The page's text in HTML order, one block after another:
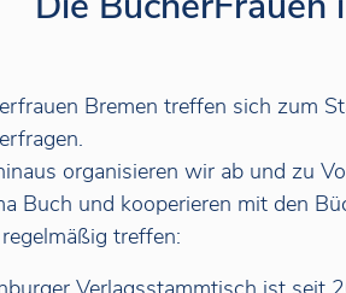
Bremen treffen sich zum
organisieren wir ab und zu
Buch und kooperieren mit den
treffen: